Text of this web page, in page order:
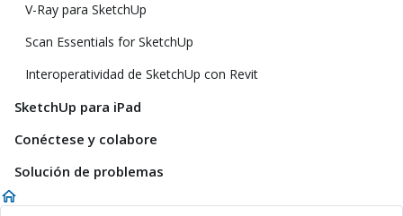
V-Ray para SketchUp
Scan Essentials for SketchUp
Interoperatividad de SketchUp con Revit
SketchUp para iPad
Conéctese y colabore
Solución de problemas